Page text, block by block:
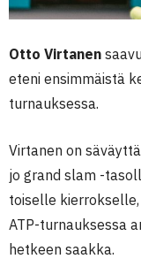
Otto Virtanen
eteni ensimmäistä
turnauksessa.
Virtanen on
jo grand slam -
toiselle
ATP-turnauksessa
hetkeen saakka.